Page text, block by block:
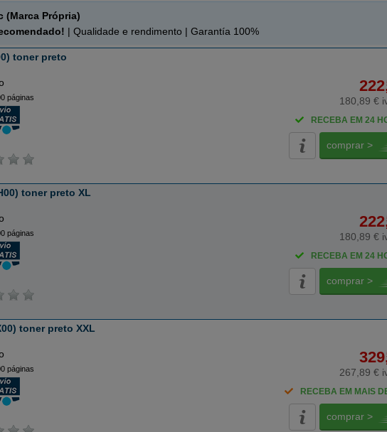
(Marca Própria)
| Qualidade e rendimento | Garantía 100%
toner preto
páginas 180,89 €
RECEBA EM 24
comprar >
toner preto XL
páginas 180,89 €
RECEBA EM 24
comprar >
toner preto XXL
páginas 267,89 €
RECEBA EM MAIS
comprar >